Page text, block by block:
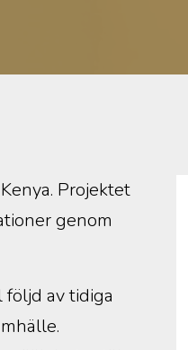
Projektet
genom
av tidiga